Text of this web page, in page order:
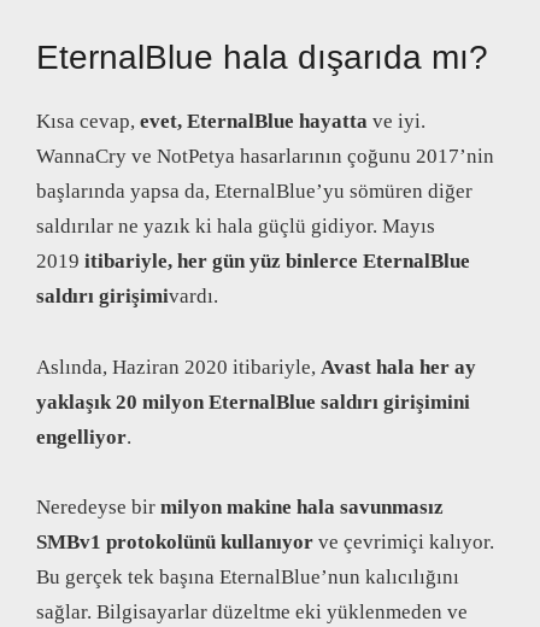
EternalBlue hala dışarıda mı?
Kısa cevap, evet, EternalBlue hayatta ve iyi.
WannaCry ve NotPetya hasarlarının çoğunu 2017’nin
başlarında yapsa da, EternalBlue’yu sömüren diğer
saldırılar ne yazık ki hala güçlü gidiyor. Mayıs
2019 itibariyle, her gün yüz binlerce EternalBlue
saldırı girişimivardı.
Aslında, Haziran 2020 itibariyle, Avast hala her ay
yaklaşık 20 milyon EternalBlue saldırı girişimini
engelliyor.
Neredeyse bir milyon makine hala savunmasız
SMBv1 protokolünü kullanıyor ve çevrimiçi kalıyor.
Bu gerçek tek başına EternalBlue’nun kalıcılığını
sağlar. Bilgisayarlar düzeltme eki yüklenmeden ve